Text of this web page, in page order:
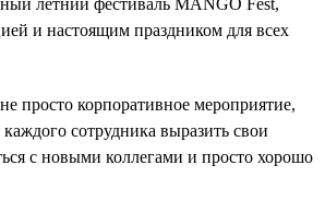
летний фестиваль MANGO Fest,
и настоящим праздником для всех
просто корпоративное мероприятие,
сотрудника выразить свои
с новыми коллегами и просто хорошо